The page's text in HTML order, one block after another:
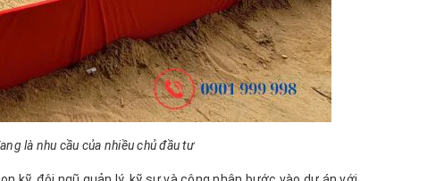
là nhu cầu của nhiều chủ đầu tư